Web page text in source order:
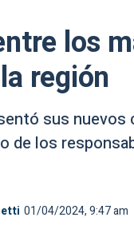
los
región
sus
de los
01/04/2024, 9:47 am